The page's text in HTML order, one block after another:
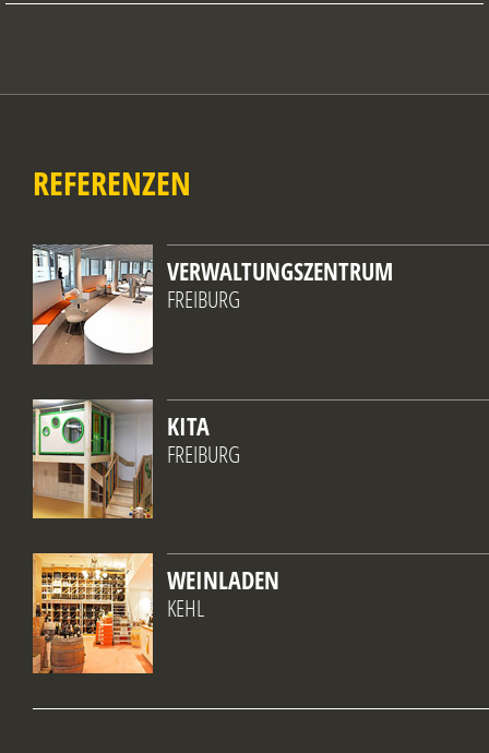
REFERENZEN
VERWALTUNGSZENTRUM
FREIBURG
KITA
FREIBURG
WEINLADEN
KEHL